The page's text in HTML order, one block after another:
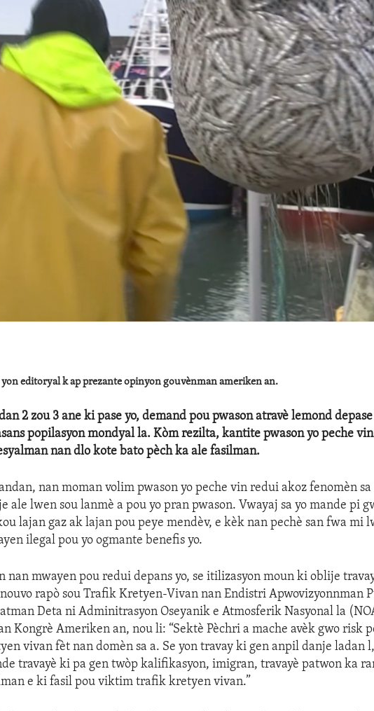
editoryal k ap prezante opinyon gouvènman ameriken an.
2 zou 3 ane ki pase yo, demand pou pwason atravè lemond
popilasyon mondyal la. Kòm rezilta, kantite pwason yo peche
nan dlo kote bato pèch ka ale fasilman.
nan moman volim pwason yo peche vin redui akoz fenomèn sa
ale lwen sou lanmè a pou yo pran pwason. Vwayaj sa yo mande pi
lajan gaz ak lajan pou peye mendèv, e kèk nan pechè san fwa mi
ilegal pou yo ogmante benefis yo.
nan mwayen pou redui depans yo, se itilizasyon moun ki oblije
rapò sou Trafik Kretyen-Vivan nan Endistri Apwovizyonnman
Deta ni Adminitrasyon Oseyanik e Atmosferik Nasyonal la
Kongrè Ameriken an, nou li: “Sektè Pèchri a mache avèk gwo risk
vivan fèt nan domèn sa a. Se yon travay ki gen anpil danje ladan
travayè ki pa gen twòp kalifikasyon, imigran, travayè patwon ka
e ki fasil pou viktim trafik kretyen vivan.”